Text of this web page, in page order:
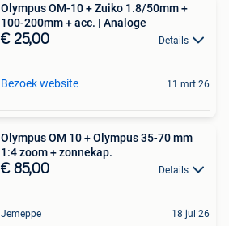
Olympus OM-10 + Zuiko 1.8/50mm +
100-200mm + acc. | Analoge
€ 25,00 Details
Bezoek website 11 mrt 26
Olympus OM 10 + Olympus 35-70 mm
1:4 zoom + zonnekap.
€ 85,00 Details
Jemeppe 18 jul 26